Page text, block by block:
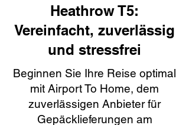
Heathrow T5:
Vereinfacht, zuverlässig
und stressfrei
Beginnen Sie Ihre Reise optimal
mit Airport To Home, dem
zuverlässigen Anbieter für
Gepäcklieferungen am